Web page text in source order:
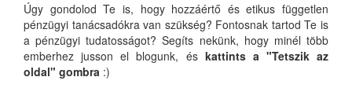
Úgy gondolod Te is, hogy hozzáértő és etikus független
pénzügyi tanácsadókra van szükség? Fontosnak tartod Te is
a pénzügyi tudatosságot? Segíts nekünk, hogy minél több
emberhez jusson el blogunk, és kattints a "Tetszik az
oldal" gombra :)